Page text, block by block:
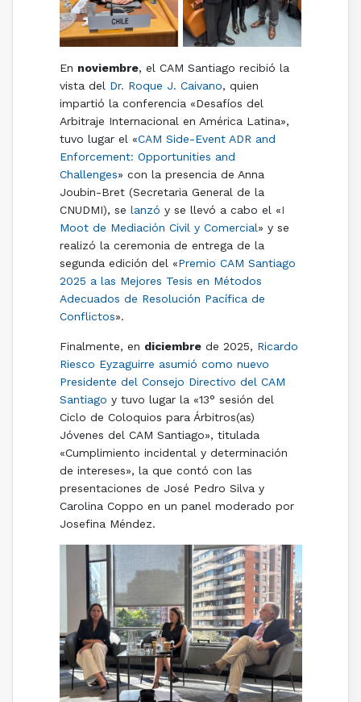
En noviembre, el CAM Santiago recibió la
vista del Dr. Roque J. Caivano, quien
impartió la conferencia «Desafíos del
Arbitraje Internacional en América Latina»,
tuvo lugar el «CAM Side-Event ADR and
Enforcement: Opportunities and
Challenges» con la presencia de Anna
Joubin-Bret (Secretaria General de la
CNUDMI), se lanzó y se llevó a cabo el «I
Moot de Mediación Civil y Comercial» y se
realizó la ceremonia de entrega de la
segunda edición del «Premio CAM Santiago
2025 a las Mejores Tesis en Métodos
Adecuados de Resolución Pacífica de
Conflictos».
Finalmente, en diciembrede 2025, Ricardo
Riesco Eyzaguirre asumió como nuevo
Presidente del Consejo Directivo del CAM
Santiago y tuvo lugar la «13° sesión del
Ciclo de Coloquios para Árbitros(as)
Jóvenes del CAM Santiago», titulada
«Cumplimiento incidental y determinación
de intereses», la que contó con las
presentaciones de José Pedro Silva y
Carolina Coppo en un panel moderado por
Josefina Méndez.